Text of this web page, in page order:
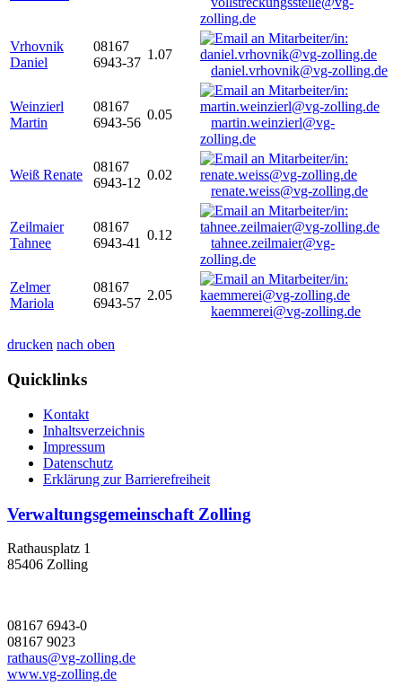
zolling.de
Vrhovnik
Daniel
08167
6943-37
1.07
daniel.vrhovnik@vg-zolling.de
Weinzierl
Martin
08167
6943-56
0.05
martin.weinzierl@vg-
zolling.de
Weiß Renate
08167
6943-12
0.02
renate.weiss@vg-zolling.de
Zeilmaier
Tahnee
08167
6943-41
0.12
tahnee.zeilmaier@vg-
zolling.de
Zelmer
Mariola
08167
6943-57
2.05
kaemmerei@vg-zolling.de
drucken nach oben
Quicklinks
Kontakt
Inhaltsverzeichnis
Impressum
Datenschutz
Erklärung zur Barrierefreiheit
Verwaltungsgemeinschaft Zolling
Rathausplatz 1
85406 Zolling
08167 6943-0
08167 9023
rathaus@vg-zolling.de
www.vg-zolling.de